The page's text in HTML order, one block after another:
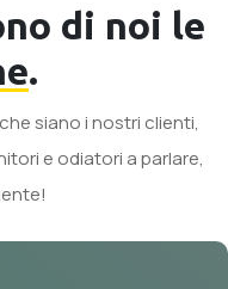
di noi le
.
siano i nostri clienti,
e odiatori a parlare,